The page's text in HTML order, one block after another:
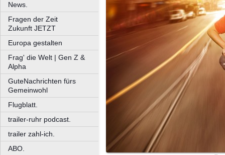
News.
Fragen der Zeit
Zukunft JETZT
Europa gestalten
Frag' die Welt | Gen Z &
Alpha
GuteNachrichten fürs
Gemeinwohl
Flugblatt.
trailer-ruhr podcast.
trailer zahl-ich.
ABO.